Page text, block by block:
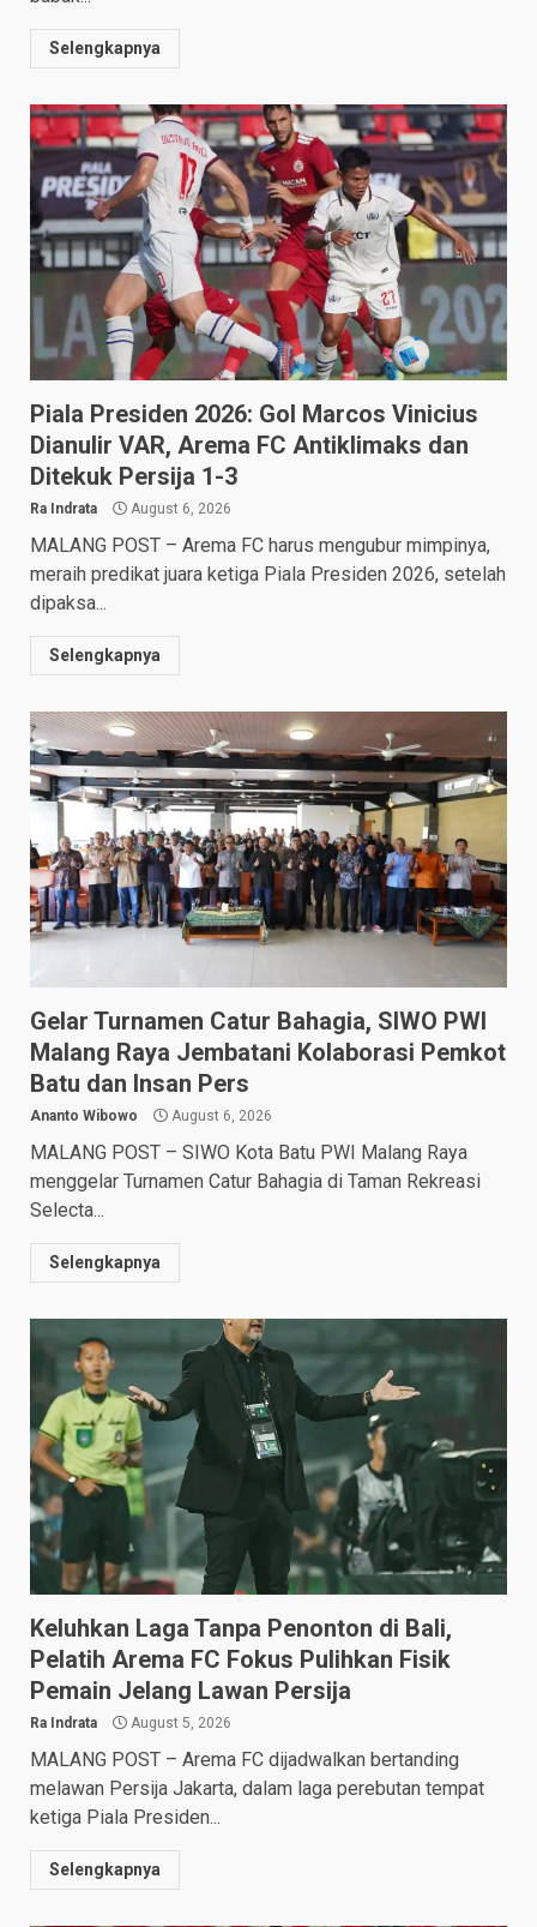
Selengkapnya
Piala Presiden 2026: Gol Marcos Vinicius
Dianulir VAR, Arema FC Antiklimaks dan
Ditekuk Persija 1-3
Ra Indrata August 6, 2026
MALANG POST – Arema FC harus mengubur mimpinya,
meraih predikat juara ketiga Piala Presiden 2026, setelah
dipaksa...
Selengkapnya
Gelar Turnamen Catur Bahagia, SIWO PWI
Malang Raya Jembatani Kolaborasi Pemkot
Batu dan Insan Pers
Ananto Wibowo August 6, 2026
MALANG POST – SIWO Kota Batu PWI Malang Raya
menggelar Turnamen Catur Bahagia di Taman Rekreasi
Selecta...
Selengkapnya
Keluhkan Laga Tanpa Penonton di Bali,
Pelatih Arema FC Fokus Pulihkan Fisik
Pemain Jelang Lawan Persija
Ra Indrata August 5, 2026
MALANG POST – Arema FC dijadwalkan bertanding
melawan Persija Jakarta, dalam laga perebutan tempat
ketiga Piala Presiden...
Selengkapnya